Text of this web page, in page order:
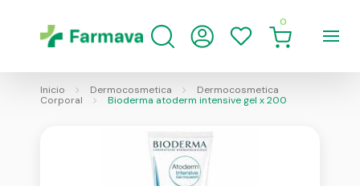
0
Inicio Dermocosmetica
Dermocosmetica
Corporal
Bioderma atoderm intensive gel x 200